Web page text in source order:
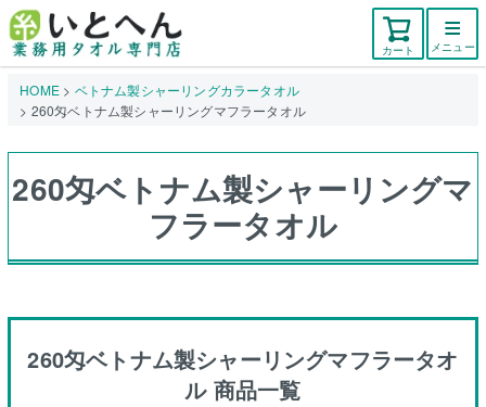
カート メニュー
HOME
ベトナム製シャーリングカラータオル
260匁ベトナム製シャーリングマフラータオル
260匁ベトナム製シャーリングマ
フラータオル
260匁ベトナム製シャーリングマフラータオ
ル 商品一覧